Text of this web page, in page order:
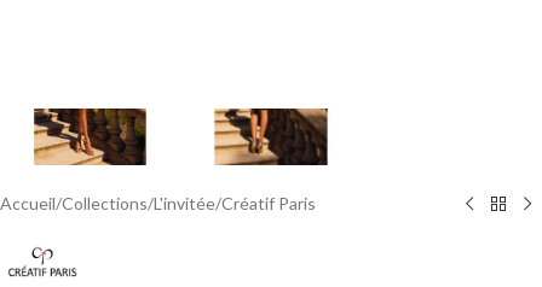
Accueil/Collections/L'invitée/Créatif Paris